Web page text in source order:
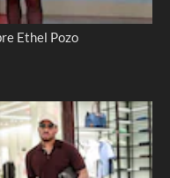
Ethel Pozo